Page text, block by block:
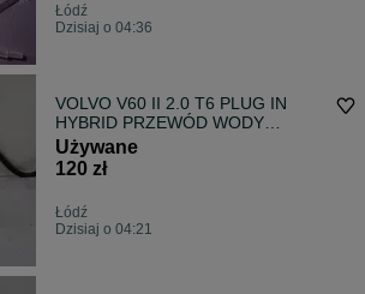
Łódź
Dzisiaj o 04:36
VOLVO V60 II 2.0 T6 PLUG IN
HYBRID PRZEWÓD WODY
32222173, 31368409
Używane
120 zł
Łódź
Dzisiaj o 04:21